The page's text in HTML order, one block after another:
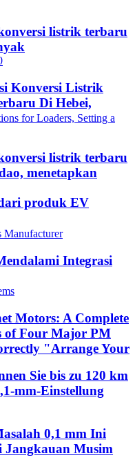
listrik terbaru
Konversi Listrik
Di Hebei,
listrik terbaru
menetapkan
produk EV
Integrasi
Motors: A Complete
of Four Major PM
"Arrange Your
Sie bis zu 120 km
mm-Einstellung
0,1 mm Ini
Musim